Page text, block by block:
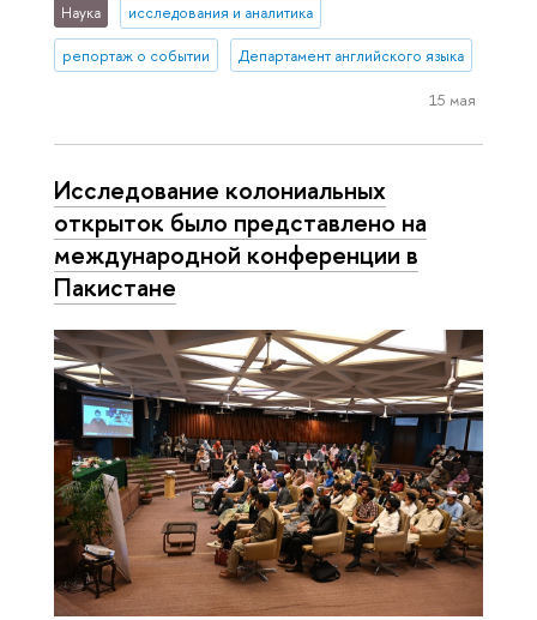
Наука исследования и аналитика
репортаж о событии Департамент английского языка
15 мая
Исследование колониальных
открыток было представлено на
международной конференции в
Пакистане